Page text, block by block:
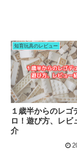
知育玩具のレビュー
１歳半からのレゴ
ロ！遊び方、レビ
介